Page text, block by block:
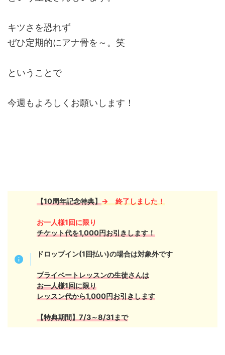
キツさを恐れず
ぜひ定期的にアナ骨を～。笑
ということで
今週もよろしくお願いします！
【10周年記念特典】→ 終了しました！
お一人様1回に限り
チケット代を1,000円お引きします！
ドロップイン(1回払い)の場合は対象外です
プライベートレッスンの生徒さんは
お一人様1回に限り
レッスン代から1,000円お引きします
【特典期間】7/3～8/31まで